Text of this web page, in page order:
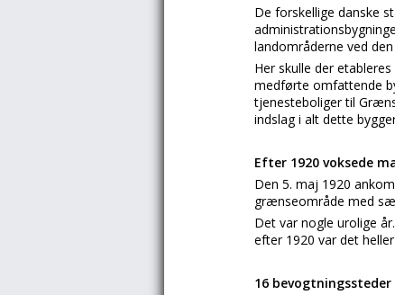
De forskellige danske
landområderne ved
Her skulle der
medførte omfattende
tjenesteboliger til
indslag i alt dette
Efter 1920 voksede
Den 5. maj 1920
grænseområde med
Det var nogle urolige
efter 1920 var det
16 bevogtningssteder